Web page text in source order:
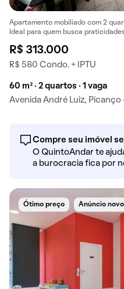
Apartamento mobiliado com 2
Ideal para quem busca
R$ 313.000
R$ 580 Condo. + IPTU
60 m² · 2 quartos · 1 vaga
Avenida André Luiz, Picanço
Compre seu imóvel
O QuintoAndar te
a burocracia fica por
Ótimo preço Anúncio novo